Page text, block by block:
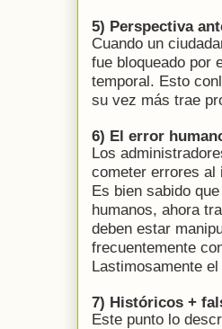
5) Perspectiva
Cuando un
fue bloqueado por
temporal. Esto
su vez más trae
6) El error
Los
cometer errores al
Es bien sabido
humanos, ahora
deben estar
frecuentemente
Lastimosamente
7) Históricos +
Este punto lo